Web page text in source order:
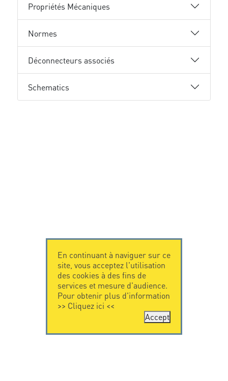
Propriétés Mécaniques
Normes
Déconnecteurs associés
Schematics
En continuant à naviguer sur ce
site, vous acceptez l'utilisation
des cookies à des fins de
services et mesure d'audience.
Pour obtenir plus d'information
>> Cliquez ici <<
Accept